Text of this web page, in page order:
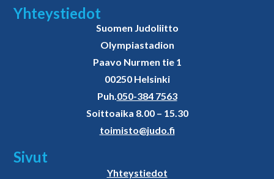
Yhteystiedot
Suomen Judoliitto
Olympiastadion
Paavo Nurmen tie 1
00250 Helsinki
Puh.050-384 7563
Soittoaika 8.00 – 15.30
toimisto@judo.fi
Sivut
Yhteystiedot